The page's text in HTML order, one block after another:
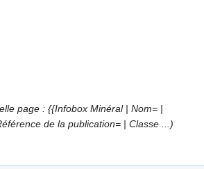
page : {{Infobox Minéral | Nom= |
de la publication= | Classe ...)